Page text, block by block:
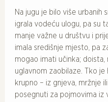
Na jugu je bilo više urbanih
igrala vodeću ulogu, pa su
manje važne u društvu i
imala središnje mjesto, pa
mogao imati učinka; doista,
uglavnom zaobilaze. Tko
krupno – iz gnjeva, mržnje
posegnuti za pojmovima iz